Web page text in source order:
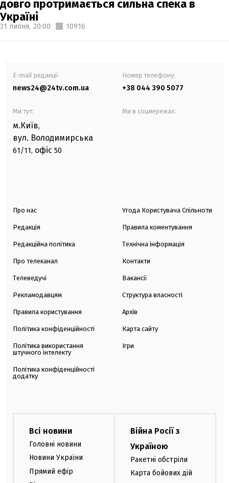
довго протримається сильна спека в
Україні
31 липня, 20:00 10916
E-mail редакції
news24@24tv.com.ua
Номер телефону:
+38 044 390 5077
Ми тут:
м.Київ,
вул. Володимирська
61/11, офіс 50
Ми в соцмережах:
Про нас
Редакція
Редакційна політика
Про телеканал
Телеведучі
Рекламодавцям
Правила користування
Політика конфіденційності
Політика використання
штучного інтелекту
Політика конфіденційності
додатку
Угода Користувача Спільноти
Правила коментування
Технічна інформація
Контакти
Вакансії
Структура власності
Архів
Карта сайту
Ігри
Всі новини
Головні новини
Новини України
Прямий ефір
Війна Росії з
Україною
Ракетні обстріли
Карта бойових дій